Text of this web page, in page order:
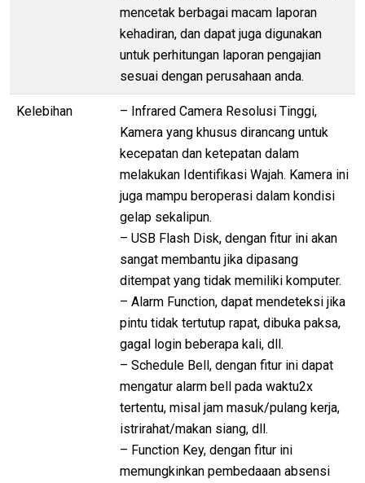
mencetak berbagai macam laporan
kehadiran, dan dapat juga digunakan
untuk perhitungan laporan pengajian
sesuai dengan perusahaan anda.
Kelebihan
– Infrared Camera Resolusi Tinggi,
Kamera yang khusus dirancang untuk
kecepatan dan ketepatan dalam
melakukan Identifikasi Wajah. Kamera ini
juga mampu beroperasi dalam kondisi
gelap sekalipun.
– USB Flash Disk, dengan fitur ini akan
sangat membantu jika dipasang
ditempat yang tidak memiliki komputer.
– Alarm Function, dapat mendeteksi jika
pintu tidak tertutup rapat, dibuka paksa,
gagal login beberapa kali, dll.
– Schedule Bell, dengan fitur ini dapat
mengatur alarm bell pada waktu2x
tertentu, misal jam masuk/pulang kerja,
istrirahat/makan siang, dll.
– Function Key, dengan fitur ini
memungkinkan pembedaaan absensi